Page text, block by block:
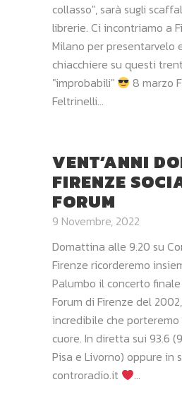
collasso", sarà sugli
librerie. Ci incontriamo a
Milano per presentarvelo
chiacchiere su questi
"improbabili"
8 marzo
Feltrinelli...
VENT’ANNI
FIRENZE
FORUM
9 Novembre, 2022
Domattina alle 9.20 su
Firenze ricorderemo
Palumbo il concerto
Forum di Firenze del
incredibile che
cuore. In diretta sui 93.6
Pisa e Livorno) oppure in
controradio.it
...